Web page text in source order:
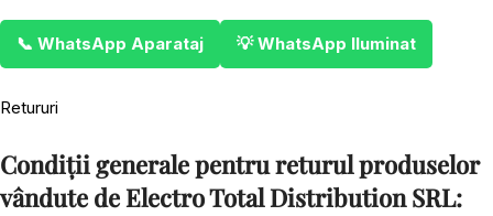
📞 WhatsApp Aparataj 💡 WhatsApp Iluminat
Retururi
Condiții generale pentru returul produselor
vândute de Electro Total Distribution SRL: